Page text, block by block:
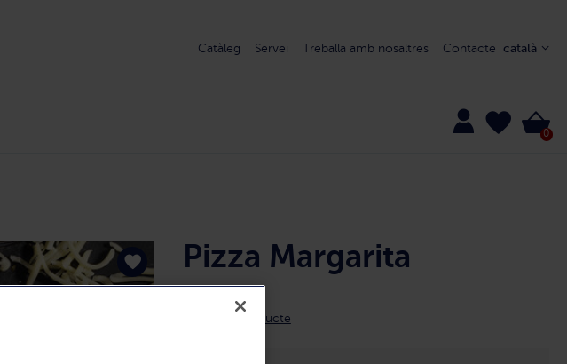
Catàleg Servei Treballa amb nosaltres Contacte català
0
Pizza Margarita
Detall del producte